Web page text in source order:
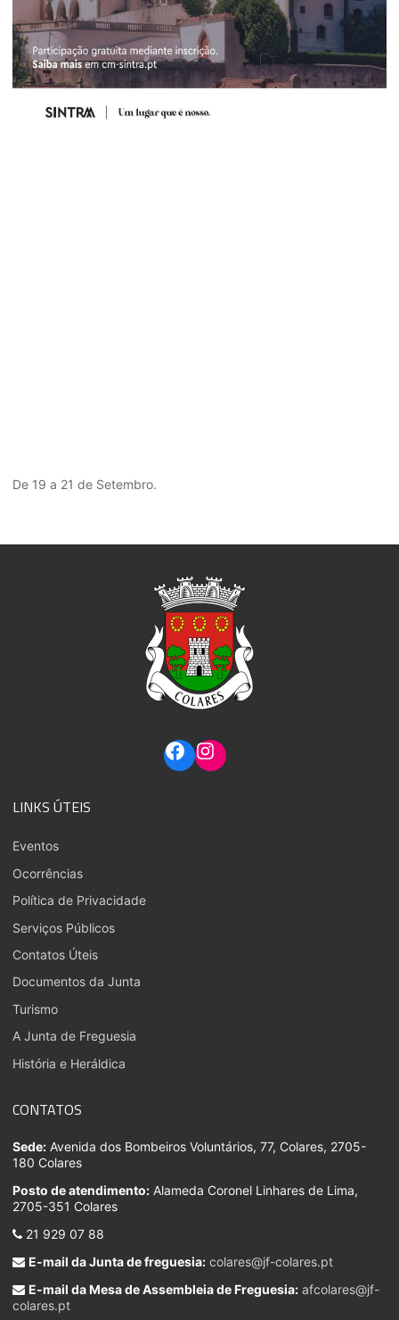
De 19 a 21 de Setembro.
LINKS ÚTEIS
Eventos
Ocorrências
Política de Privacidade
Serviços Públicos
Contatos Úteis
Documentos da Junta
Turismo
A Junta de Freguesia
História e Heráldica
CONTATOS
Sede: Avenida dos Bombeiros Voluntários, 77, Colares, 2705-
180 Colares
Posto de atendimento: Alameda Coronel Linhares de Lima,
2705-351 Colares
21 929 07 88
E-mail da Junta de freguesia: colares@jf-colares.pt
E-mail da Mesa de Assembleia de Freguesia: afcolares@jf-
colares.pt